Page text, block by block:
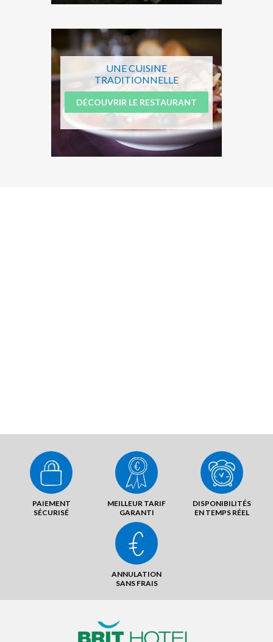
UNE CUISINE
TRADITIONNELLE
DÉCOUVRIR LE RESTAURANT
PAIEMENT
SÉCURISÉ
MEILLEUR TARIF
GARANTI
DISPONIBILITÉS
EN TEMPS RÉEL
ANNULATION
SANS FRAIS